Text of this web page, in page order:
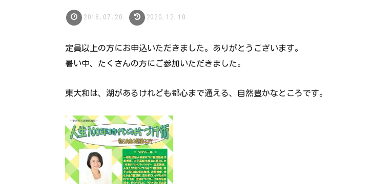
2018.07.20 2020.12.10
定員以上の方にお申込いただきました。ありがとうございます。
暑い中、たくさんの方にご参加いただきました。
東大和は、湖があるけれども都心まで通える、自然豊かなところです。